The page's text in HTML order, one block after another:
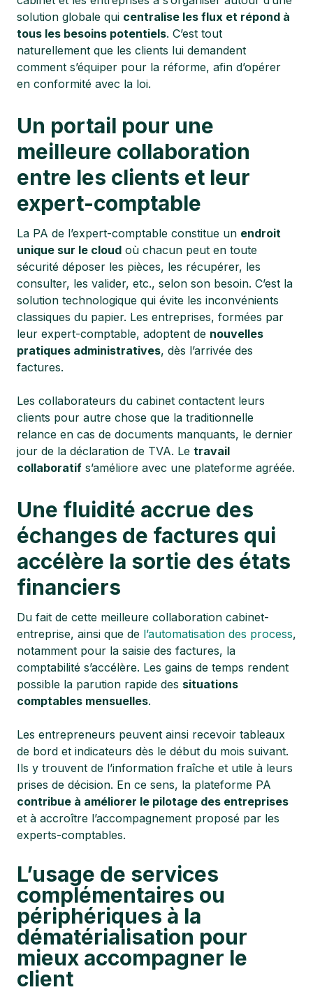
solution globale qui centralise les flux et répond à
tous les besoins potentiels. C’est tout
naturellement que les clients lui demandent
comment s’équiper pour la réforme, afin d’opérer
en conformité avec la loi.
Un portail pour une
meilleure collaboration
entre les clients et leur
expert-comptable
La PA de l’expert-comptable constitue un endroit
unique sur le cloud où chacun peut en toute
sécurité déposer les pièces, les récupérer, les
consulter, les valider, etc., selon son besoin. C’est la
solution technologique qui évite les inconvénients
classiques du papier. Les entreprises, formées par
leur expert-comptable, adoptent de nouvelles
pratiques administratives, dès l’arrivée des
factures.
Les collaborateurs du cabinet contactent leurs
clients pour autre chose que la traditionnelle
relance en cas de documents manquants, le dernier
jour de la déclaration de TVA. Le travail
collaboratif s’améliore avec une plateforme agréée.
Une fluidité accrue des
échanges de factures qui
accélère la sortie des états
financiers
Du fait de cette meilleure collaboration cabinet-
entreprise, ainsi que de l’automatisation des process,
notamment pour la saisie des factures, la
comptabilité s’accélère. Les gains de temps rendent
possible la parution rapide des situations
comptables mensuelles.
Les entrepreneurs peuvent ainsi recevoir tableaux
de bord et indicateurs dès le début du mois suivant.
Ils y trouvent de l’information fraîche et utile à leurs
prises de décision. En ce sens, la plateforme PA
contribue à améliorer le pilotage des entreprises
et à accroître l’accompagnement proposé par les
experts-comptables.
L’usage de services
complémentaires ou
périphériques à la
dématérialisation pour
mieux accompagner le
client